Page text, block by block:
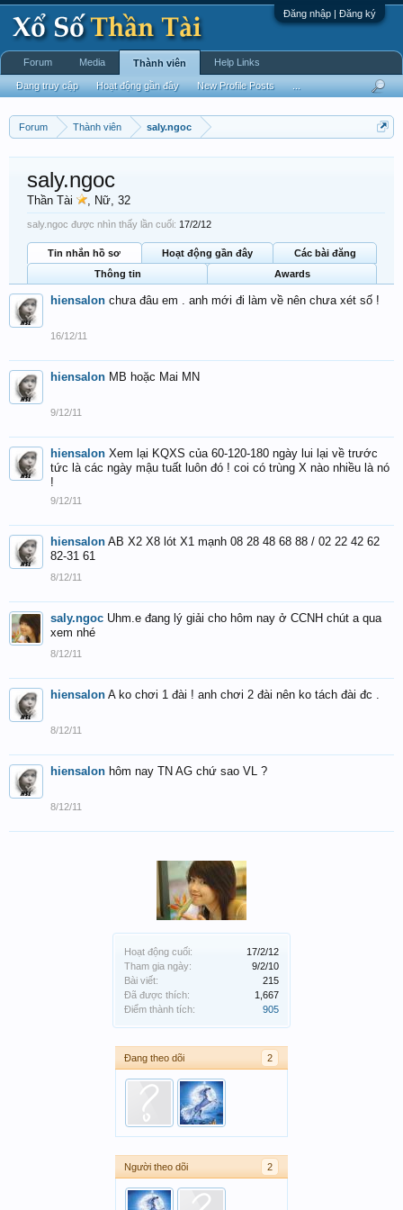
Đăng nhập | Đăng ký
Forum Thành viên saly.ngoc
Hoạt động cuối:
17/2/12
Tham gia ngày:
9/2/10
Bài viết:
215
Đã được thích:
1,667
Điểm thành tích:
905
Đang theo dõi 2
Người theo dõi 2
saly.ngoc
Thần Tài , Nữ, 32
saly.ngoc được nhìn thấy lần cuối: 17/2/12
Tin nhắn hồ sơ Hoạt động gần đây
Các bài đăng
Thông tin
Awards
hiensalon chưa đâu em . anh mới đi làm về nên chưa xét số !
16/12/11
hiensalon MB hoặc Mai MN
9/12/11
hiensalon Xem lại KQXS của 60-120-180 ngày lui lại về trước
tức là các ngày mậu tuất luôn đó ! coi có trùng X nào nhiều là nó
!
9/12/11
hiensalon AB X2 X8 lót X1 mạnh 08 28 48 68 88 / 02 22 42 62
82-31 61
8/12/11
saly.ngoc Uhm.e đang lý giải cho hôm nay ở CCNH chút a qua
xem nhé
8/12/11
hiensalon A ko chơi 1 đài ! anh chơi 2 đài nên ko tách đài đc .
8/12/11
hiensalon hôm nay TN AG chứ sao VL ?
8/12/11
Forum Media Thành viên
Đang truy cập Hoạt động gần đây New Profile Posts
Help Links